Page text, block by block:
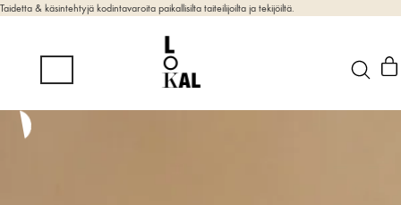
Taidetta & käsintehtyjä kodintavaroita paikallisilta taiteilijoilta ja tekijöiltä.